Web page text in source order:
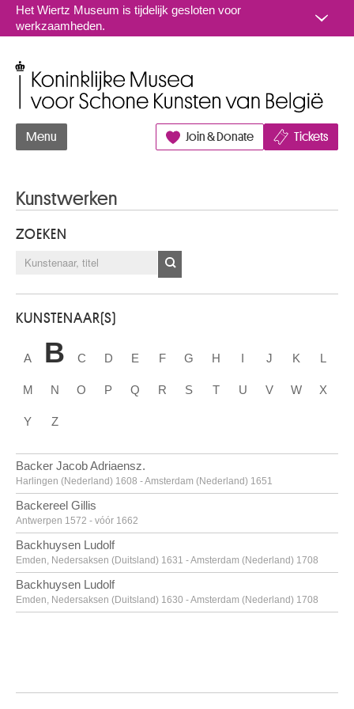
Naar inhoud
Het Wiertz Museum is tijdelijk gesloten voor
werkzaamheden.
Menu Join & Donate Tickets
Kunstwerken
ZOEKEN
KUNSTENAAR(S)
A B C D E F G H I J K L
M N O P Q R S T U V W X
Y Z
Backer Jacob Adriaensz.
Harlingen (Nederland) 1608 - Amsterdam (Nederland) 1651
Backereel Gillis
Antwerpen 1572 - vóór 1662
Backhuysen Ludolf
Emden, Nedersaksen (Duitsland) 1631 - Amsterdam (Nederland) 1708
Backhuysen Ludolf
Emden, Nedersaksen (Duitsland) 1630 - Amsterdam (Nederland) 1708